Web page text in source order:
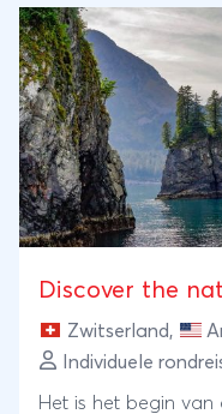
breakfasts en
Een heerlijke
van deze
Discover the
Zwitserland,
Individuele
Het is het begin